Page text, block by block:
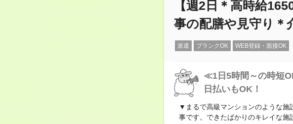
【週2日＊高時給
事の配膳や見守り＊
派遣 ブランクOK WEB登録・面接OK
≪1日5時間～の時短
日払いもOK！
▼まるで高級マンションのような
事です。できたばかりのキレイな